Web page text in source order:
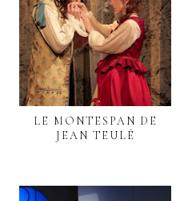
LE MONTESPAN DE
JEAN TEULÉ